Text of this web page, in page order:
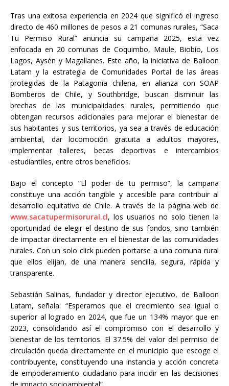
Tras una exitosa experiencia en 2024 que significó el ingreso
directo de 460 millones de pesos a 21 comunas rurales, “Saca
Tu Permiso Rural” anuncia su campaña 2025, esta vez
enfocada en 20 comunas de Coquimbo, Maule, Biobío, Los
Lagos, Aysén y Magallanes. Este año, la iniciativa de Balloon
Latam y la estrategia de Comunidades Portal de las áreas
protegidas de la Patagonia chilena, en alianza con SOAP
Bomberos de Chile, y Southbridge, buscan disminuir las
brechas de las municipalidades rurales, permitiendo que
obtengan recursos adicionales para mejorar el bienestar de
sus habitantes y sus territorios, ya sea a través de educación
ambiental, dar locomoción gratuita a adultos mayores,
implementar talleres, becas deportivas e intercambios
estudiantiles, entre otros beneficios.
Bajo el concepto “El poder de tu permiso”, la campaña
constituye una acción tangible y accesible para contribuir al
desarrollo equitativo de Chile. A través de la página web de
www.sacatupermisorural.cl, los usuarios no solo tienen la
oportunidad de elegir el destino de sus fondos, sino también
de impactar directamente en el bienestar de las comunidades
rurales. Con un solo click pueden portarse a una comuna rural
que ellos elijan, de una manera sencilla, segura, rápida y
transparente.
Sebastián Salinas, fundador y director ejecutivo, de Balloon
Latam, señala: “Esperamos que el crecimiento sea igual o
superior al logrado en 2024, que fue un 134% mayor que en
2023, consolidando así el compromiso con el desarrollo y
bienestar de los territorios. El 37.5% del valor del permiso de
circulación queda directamente en el municipio que escoge el
contribuyente, constituyendo una instancia y acción concreta
de empoderamiento ciudadano para incidir en las decisiones